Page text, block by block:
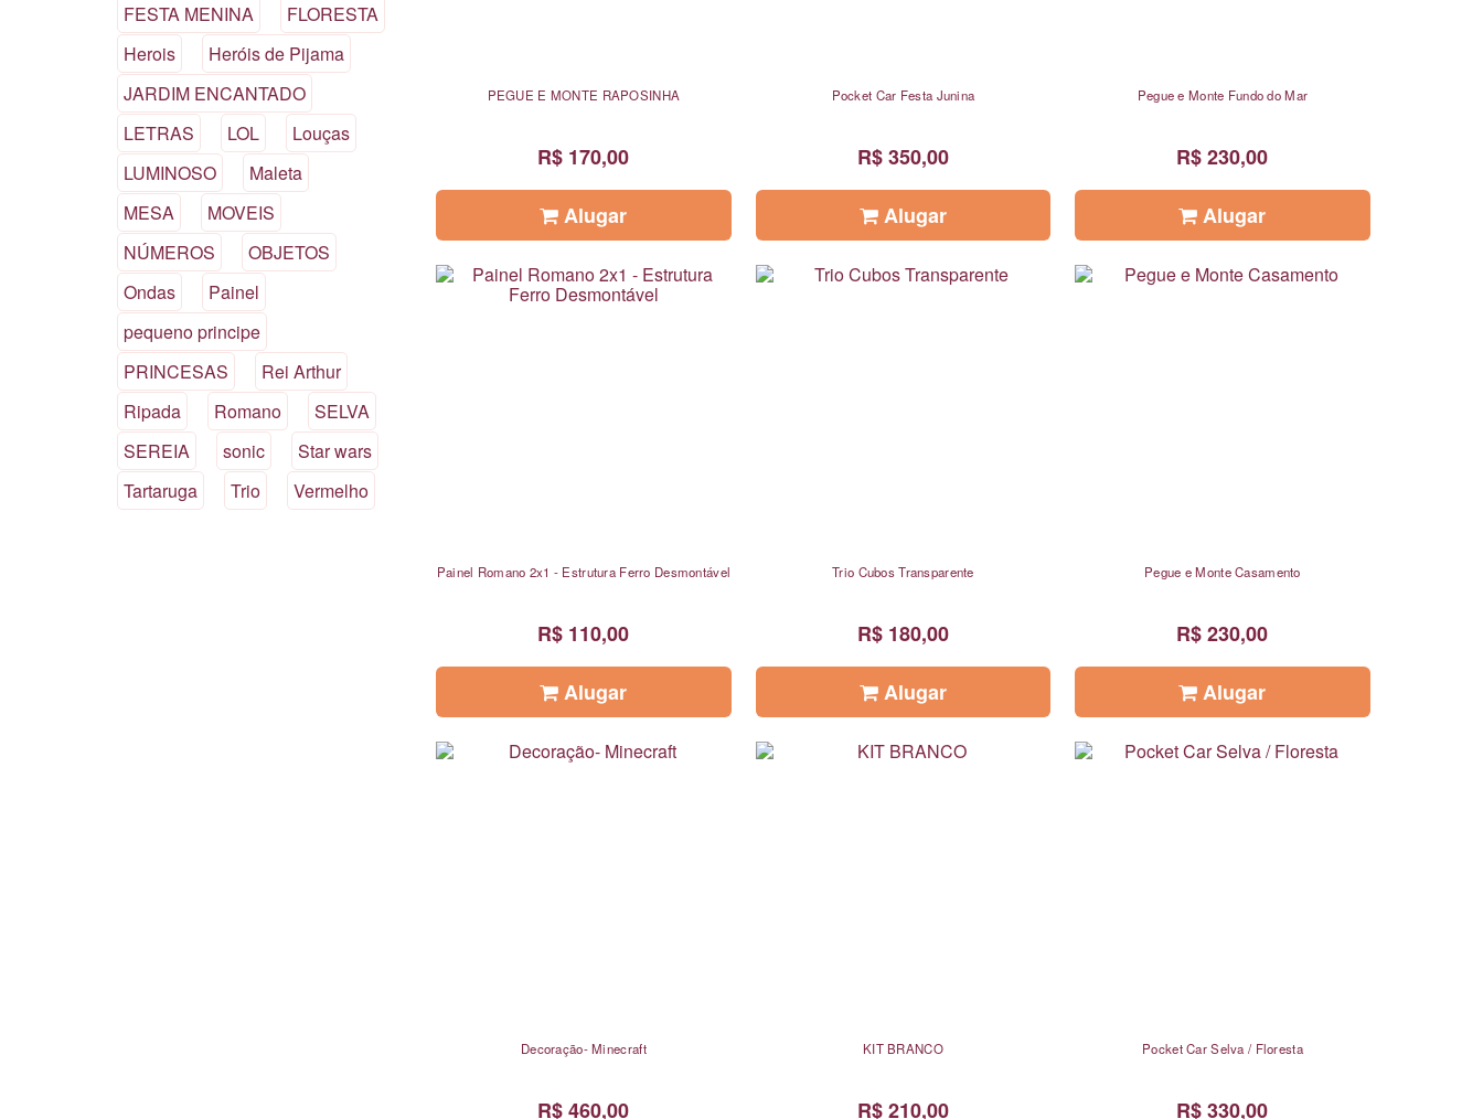
FESTA MENINA
FLORESTA
Herois
Heróis de Pijama
JARDIM ENCANTADO
LETRAS
LOL
Louças
LUMINOSO
Maleta
MESA
MOVEIS
NÚMEROS
OBJETOS
Ondas
Painel
pequeno principe
PRINCESAS
Rei Arthur
Ripada
Romano
SELVA
SEREIA
sonic
Star wars
Tartaruga
Trio Vermelho
PEGUE E MONTE RAPOSINHA
R$ 170,00
Alugar
Pocket Car Festa Junina
R$ 350,00
Alugar
Pegue e Monte Fundo do Mar
R$ 230,00
Alugar
Painel Romano 2x1 - Estrutura Ferro Desmontável
R$ 110,00
Alugar
Trio Cubos Transparente
R$ 180,00
Alugar
Pegue e Monte Casamento
R$ 230,00
Alugar
Decoração- Minecraft
R$ 460,00
KIT BRANCO
R$ 210,00
Pocket Car Selva / Floresta
R$ 330,00